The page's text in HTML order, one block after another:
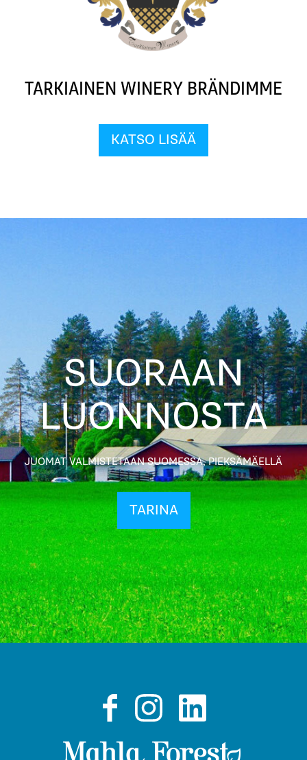
TARKIAINEN WINERY BRÄNDIMME
KATSO LISÄÄ
SUORAAN
LUONNOSTA
JUOMAT VALMISTETAAN SUOMESSA, PIEKSÄMÄELLÄ
TARINA